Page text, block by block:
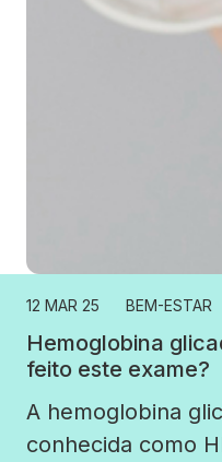
12 MAR 25 BEM-ESTAR
Hemoglobina
feito este exame?
A hemoglobina
conhecida como